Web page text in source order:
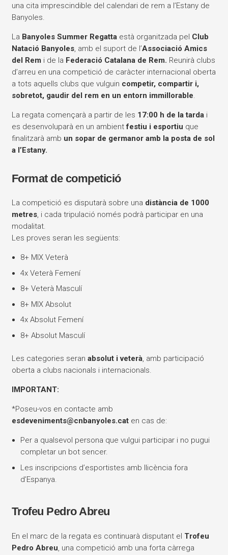
una cita imprescindible del calendari de rem a l’Estany de
Banyoles.
La Banyoles Summer Regattaestà organitzada pel Club
Natació Banyoles, amb el suport de l’Associació Amics
del Rem i de la Federació Catalana de Rem. Reunirà clubs
d’arreu en una competició de caràcter internacional oberta
a tots aquells clubs que vulguin competir, compartir i,
sobretot, gaudir del rem en un entorn immillorable.
La regata començarà a partir de les 17:00 h de la tardai
es desenvoluparà en un ambientfestiu i esportiu que
finalitzarà amb un sopar de germanor amb la posta de sol
a l’Estany.
Format de competició
La competició es disputarà sobre una distància de 1000
metres, i cada tripulació només podrà participar en una
modalitat.
Les proves seran les següents:
8+ MIX Veterà
4x Veterà Femení
8+ Veterà Masculí
8+ MIX Absolut
4x Absolut Femení
8+ Absolut Masculí
Les categories seran absolut i veterà, amb participació
oberta a clubs nacionals i internacionals.
IMPORTANT:
*Poseu-vos en contacte amb
esdeveniments@cnbanyoles.caten cas de:
Per a qualsevol persona que vulgui participar i no pugui
completar un bot sencer.
Les inscripcions d’esportistes amb llicència fora
d’Espanya.
Trofeu Pedro Abreu
En el marc de la regata es continuarà disputant el Trofeu
Pedro Abreu, una competició amb una forta càrrega